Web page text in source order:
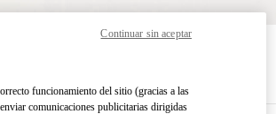
funcionamiento del sitio (gracias a las
comunicaciones publicitarias dirigidas
Continuar sin aceptar